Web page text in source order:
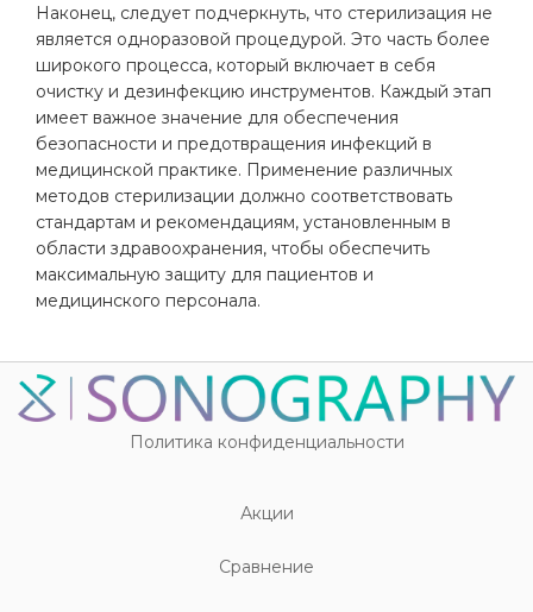
Наконец, следует подчеркнуть, что стерилизация не
является одноразовой процедурой. Это часть более
широкого процесса, который включает в себя
очистку и дезинфекцию инструментов. Каждый этап
имеет важное значение для обеспечения
безопасности и предотвращения инфекций в
медицинской практике. Применение различных
методов стерилизации должно соответствовать
стандартам и рекомендациям, установленным в
области здравоохранения, чтобы обеспечить
максимальную защиту для пациентов и
медицинского персонала.
Политика конфиденциальности
Акции
Cравнение